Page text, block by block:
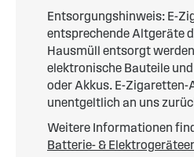
Entsorgungshinweis: E-
entsprechende Altgeräte
Hausmüll entsorgt
elektronische Bauteile
oder Akkus. E-Zigaretten-
unentgeltlich an uns
Weitere Informationen
Batterie- &